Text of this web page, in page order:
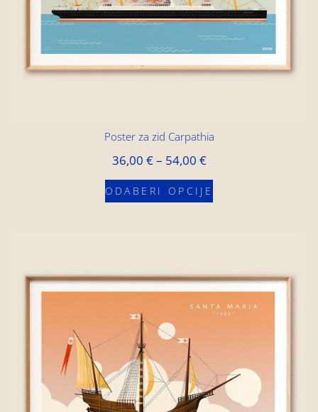
Poster za zid Carpathia
36,00 €– 54,00 €
ODABERI OPCIJE